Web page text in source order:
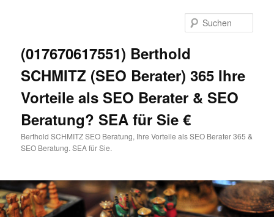
(017670617551) Berthold
SCHMITZ (SEO Berater) 365 Ihre
Vorteile als SEO Berater & SEO
Beratung? SEA für Sie €
Berthold SCHMITZ SEO Beratung, Ihre Vorteile als SEO Berater 365 &
SEO Beratung. SEA für Sie.